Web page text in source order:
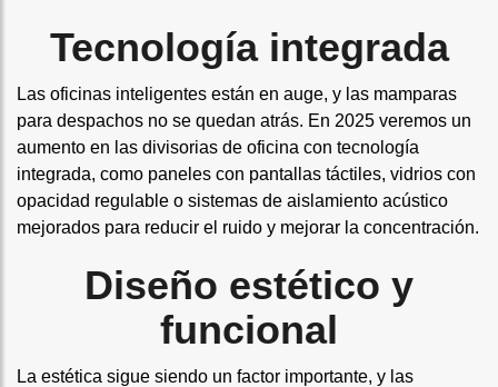
Tecnología integrada
Las oficinas inteligentes están en auge, y las mamparas
para despachos no se quedan atrás. En 2025 veremos un
aumento en las divisorias de oficina con tecnología
integrada, como paneles con pantallas táctiles, vidrios con
opacidad regulable o sistemas de aislamiento acústico
mejorados para reducir el ruido y mejorar la concentración.
Diseño estético y
funcional
La estética sigue siendo un factor importante, y las